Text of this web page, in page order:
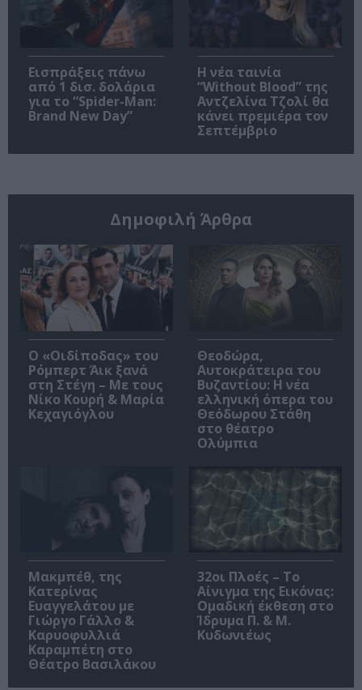
Εισπράξεις πάνω
από 1 δισ. δολάρια
για το “Spider-Man:
Brand New Day”
Η νέα ταινία
“Without Blood” της
Αντζελίνα Τζολί θα
κάνει πρεμιέρα τον
Σεπτέμβριο
Δημοφιλή Άρθρα
O «Οιδίποδας» του
Ρόμπερτ Άικ ξανά
στη Στέγη – Με τους
Νίκο Κουρή & Μαρία
Κεχαγιόγλου
Θεοδώρα,
Αυτοκράτειρα του
Βυζαντίου: Η νέα
ελληνική όπερα του
Θεόδωρου Στάθη
στο θέατρο
Ολύμπια
Μακμπέθ, της
Κατερίνας
Ευαγγελάτου με
Γιώργο Γάλλο &
Καρυοφυλλιά
Καραμπέτη στο
Θέατρο Βασιλάκου
32οι Πλοές – Το
Αίνιγμα της Εικόνας:
Ομαδική έκθεση στο
Ίδρυμα Π. & Μ.
Κυδωνιέως